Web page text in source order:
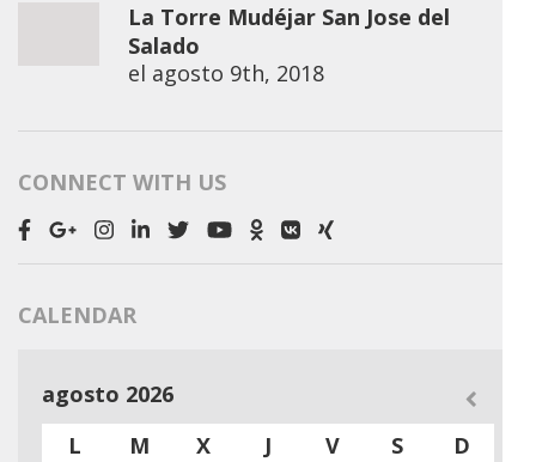
La Torre Mudéjar San Jose del
Salado
el agosto 9th, 2018
CONNECT WITH US
CALENDAR
agosto 2026
L
M X J V S
D